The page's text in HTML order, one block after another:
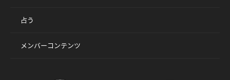
占う
メンバーコンテンツ